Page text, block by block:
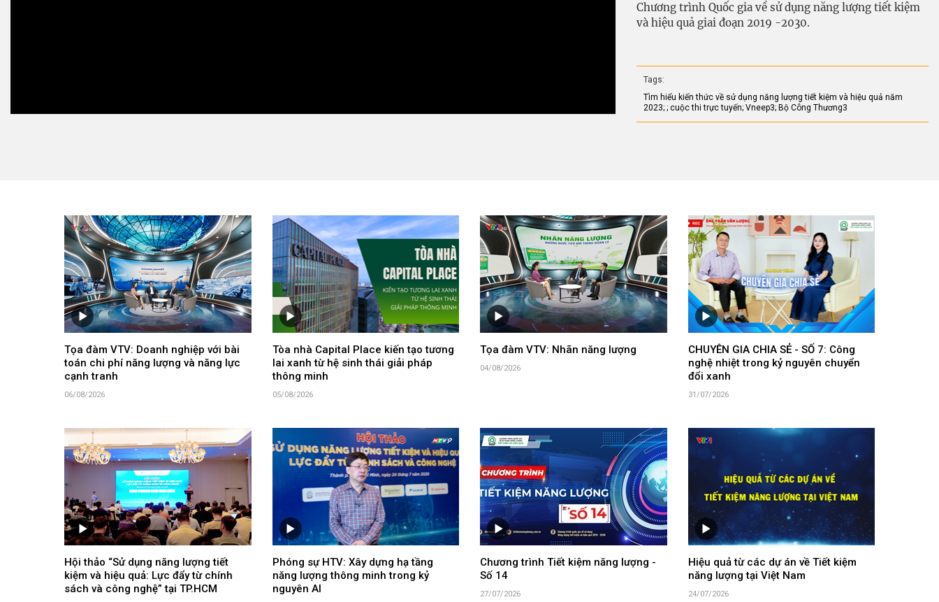
Chương trình Quốc gia về sử dụng năng lượng tiết kiệm
và hiệu quả giai đoạn 2019 -2030.
Tags:
Tìm hiểu kiến thức về sử dụng năng lượng tiết kiệm và hiệu quả năm
2023; ; cuộc thi trực tuyến; Vneep3; Bộ Công Thương3
Tọa đàm VTV: Doanh nghiệp với bài
toán chi phí năng lượng và năng lực
cạnh tranh
06/08/2026
Tòa nhà Capital Place kiến tạo tương
lai xanh từ hệ sinh thái giải pháp
thông minh
05/08/2026
Tọa đàm VTV: Nhãn năng lượng
04/08/2026
CHUYÊN GIA CHIA SẺ - SỐ 7: Công
nghệ nhiệt trong kỷ nguyên chuyển
đổi xanh
31/07/2026
Hội thảo “Sử dụng năng lượng tiết
kiệm và hiệu quả: Lực đẩy từ chính
sách và công nghệ” tại TP.HCM
Phóng sự HTV: Xây dựng hạ tầng
năng lượng thông minh trong kỷ
nguyên AI
Chương trình Tiết kiệm năng lượng -
Số 14
27/07/2026
Hiệu quả từ các dự án về Tiết kiệm
năng lượng tại Việt Nam
24/07/2026